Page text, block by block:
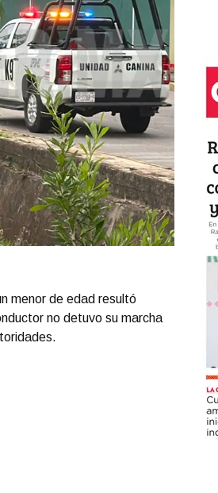
menor de edad resultó
no detuvo su marcha